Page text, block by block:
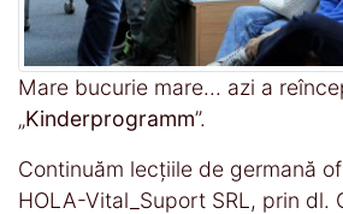
Mare bucurie mare... azi a
„Kinderprogramm”.
Continuăm lecțiile de germană
HOLA-Vital_Suport SRL, prin dl.